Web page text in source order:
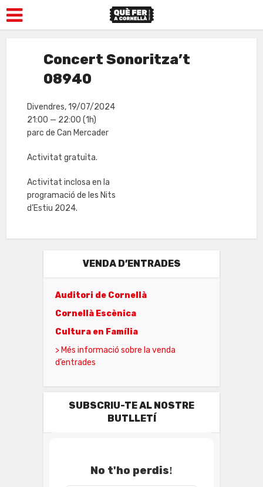
Concert Sonoritza’t
08940
Activitat inclosa en la
programació de les Nits
d’Estiu 2024.
Divendres, 19/07/2024
21:00 — 22:00 (1h)
parc de Can Mercader
Activitat gratuïta.
VENDA D’ENTRADES
Auditori de Cornellà
Cornellà Escènica
Cultura en Família
> Més informació sobre la venda
d’entrades
SUBSCRIU-TE AL NOSTRE
BUTLLETÍ
No t'ho perdis!